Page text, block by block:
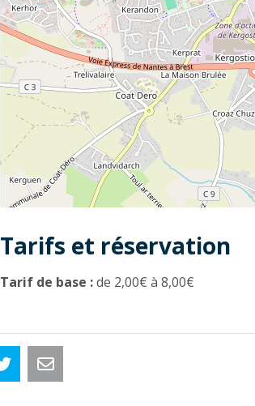
Tarifs et réservation
Tarif de base :de 2,00€ à 8,00€